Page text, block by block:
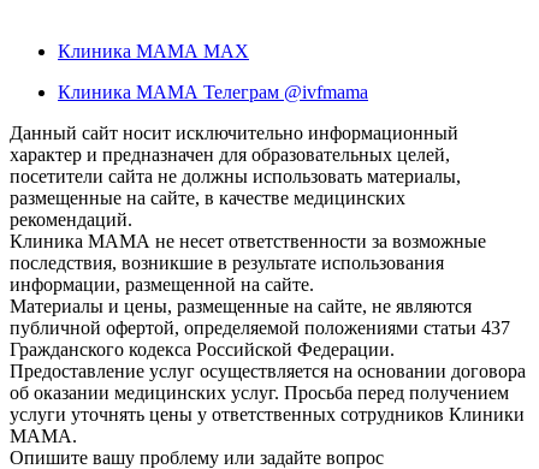
Клиника МАМА MAX
Клиника МАМА Телеграм @ivfmama
Данный сайт носит исключительно информационный
характер и предназначен для образовательных целей,
посетители сайта не должны использовать материалы,
размещенные на сайте, в качестве медицинских
рекомендаций.
Клиника МАМА не несет ответственности за возможные
последствия, возникшие в результате использования
информации, размещенной на сайте.
Материалы и цены, размещенные на сайте, не являются
публичной офертой, определяемой положениями статьи 437
Гражданского кодекса Российской Федерации.
Предоставление услуг осуществляется на основании договора
об оказании медицинских услуг. Просьба перед получением
услуги уточнять цены у ответственных сотрудников Клиники
МАМА.
Опишите вашу проблему или задайте вопрос